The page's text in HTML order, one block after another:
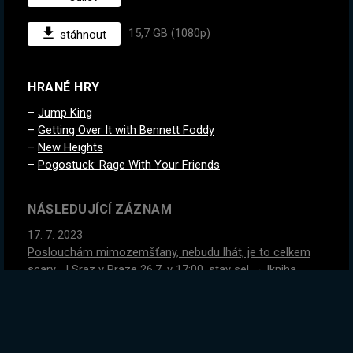
stáhnout 15,7 GB (1080p)
HRANÉ HRY
Jump King
Getting Over It with Bennett Foddy
New Heights
Pogostuck: Rage With Your Friends
NÁSLEDUJÍCÍ ZÁZNAM
17. 7. 2023
Poslouchám mimozemšťany, nebudu lhát, je to celkem
scary... | Sraz v Praze 26.7. v 17:00, stav se! → !kniha